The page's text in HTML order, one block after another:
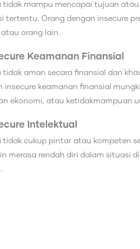
tidak mampu mencapai tujuan
tertentu. Orang dengan insecure
atau orang lain.
Keamanan Finansial
tidak aman secara finansial dan
insecure keamanan finansial
ekonomi, atau ketidakmampuan
Intelektual
tidak cukup pintar atau kompeten
merasa rendah diri dalam situasi